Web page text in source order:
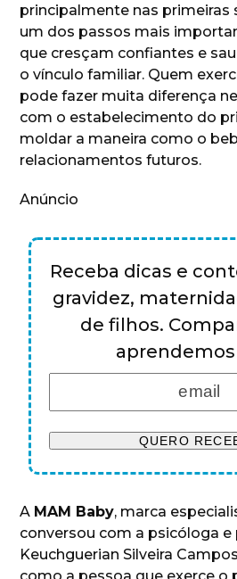
principalmente nas primeiras
um dos passos mais
que cresçam confiantes e
o vínculo familiar. Quem
pode fazer muita diferença
com o estabelecimento do
moldar a maneira como o
relacionamentos futuros.
Anúncio
Receba dicas e
gravidez,
de filhos.
A MAM Baby, marca
conversou com a psicóloga e
Keuchguerian Silveira